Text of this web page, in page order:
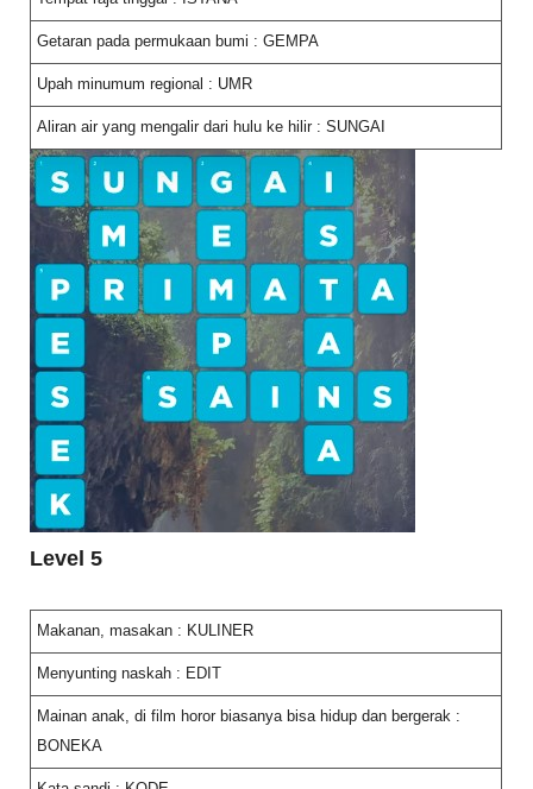
Getaran pada permukaan bumi : GEMPA
Upah minumum regional : UMR
Aliran air yang mengalir dari hulu ke hilir : SUNGAI
Level 5
Makanan, masakan : KULINER
Menyunting naskah : EDIT
Mainan anak, di film horor biasanya bisa hidup dan bergerak :
BONEKA